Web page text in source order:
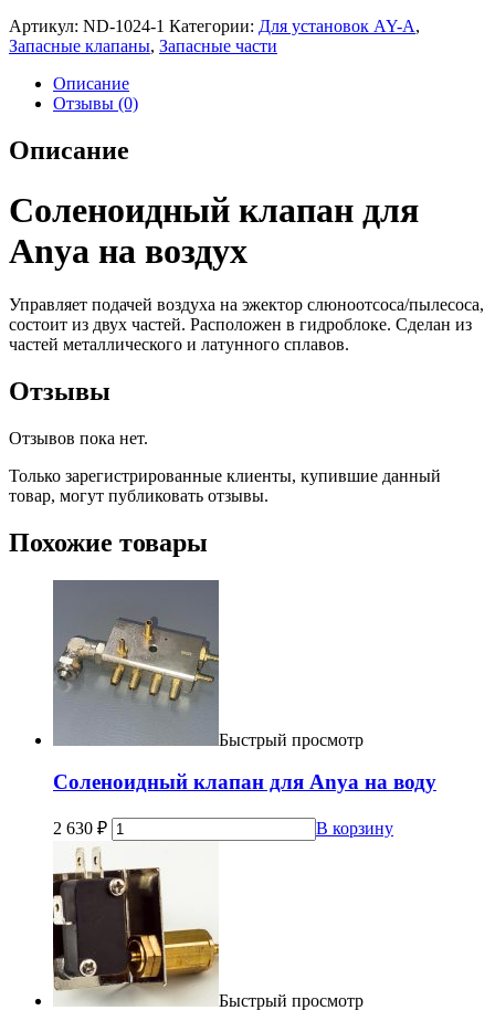
Артикул: ND-1024-1 Категории: Для установок AY-A,
Запасные клапаны, Запасные части
Описание
Отзывы (0)
Описание
Соленоидный клапан для
Anya на воздух
Управляет подачей воздуха на эжектор слюноотсоса/пылесоса,
состоит из двух частей. Расположен в гидроблоке. Сделан из
частей металлического и латунного сплавов.
Отзывы
Отзывов пока нет.
Только зарегистрированные клиенты, купившие данный
товар, могут публиковать отзывы.
Похожие товары
Быстрый просмотр
Соленоидный клапан для Anya на воду
2 630 ₽ В корзину
Быстрый просмотр